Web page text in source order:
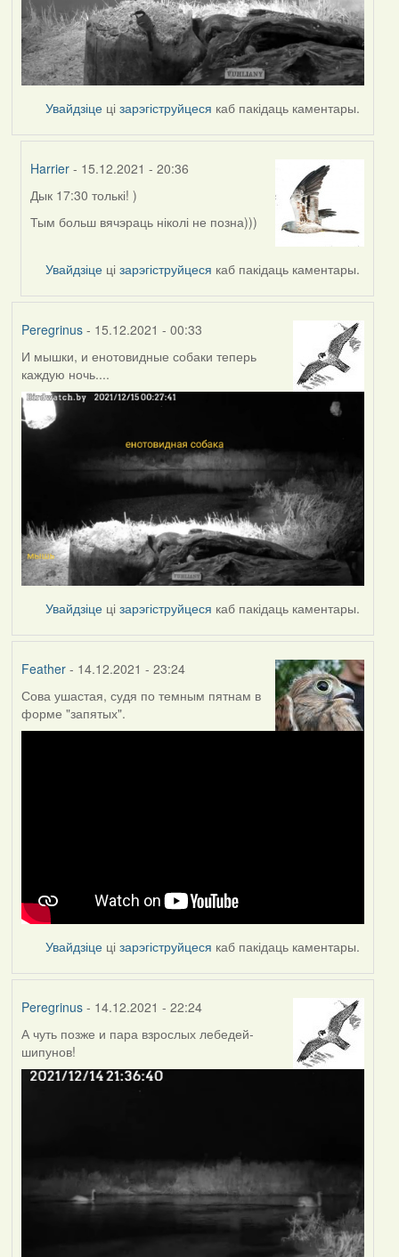
Увайдзіце цізарэгіструйцеся каб пакідаць каментары.
Harrier - 15.12.2021 - 20:36
In
reply
Peregrinus
Дык 17:30 толькі! )
Тым больш вячэраць ніколі не позна)))
Увайдзіце цізарэгіструйцеся каб пакідаць каментары.
Peregrinus- 15.12.2021 - 00:33
И мышки, и енотовидные собаки теперь
каждую ночь....
Увайдзіце цізарэгіструйцеся каб пакідаць каментары.
Feather- 14.12.2021 - 23:24
Сова ушастая, судя по темным пятнам в
форме "запятых".
Увайдзіце цізарэгіструйцеся каб пакідаць каментары.
Peregrinus- 14.12.2021 - 22:24
А чуть позже и пара взрослых лебедей-
шипунов!